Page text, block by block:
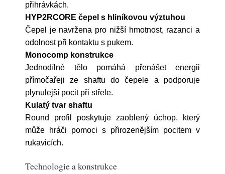
přihrávkách.
HYP2RCORE čepel s hliníkovou výztuhou
Čepel je navržena pro nižší hmotnost, razanci a
odolnost při kontaktu s pukem.
Monocomp konstrukce
Jednodílné tělo pomáhá přenášet energii
přímočařeji ze shaftu do čepele a podporuje
plynulejší pocit při střele.
Kulatý tvar shaftu
Round profil poskytuje zaoblený úchop, který
může hráči pomoci s přirozenějším pocitem v
rukavicích.
Technologie a konstrukce